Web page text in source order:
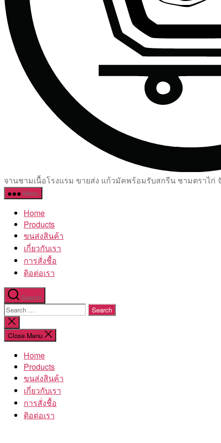
จานชามเนื้อโรงแรม ขายส่ง แก้วมัคพร้อมรับสกรีน ชามตราไก่
Menu
Home
Products
ขนส่งสินค้า
เกี่ยวกับเรา
การสั่งชื้อ
ติอต่อเรา
Search
Search
for:
Close
search
Close Menu
Home
Products
ขนส่งสินค้า
เกี่ยวกับเรา
การสั่งชื้อ
ติอต่อเรา